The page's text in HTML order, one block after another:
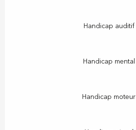
Handicap auditif
Handicap mental
Handicap moteur